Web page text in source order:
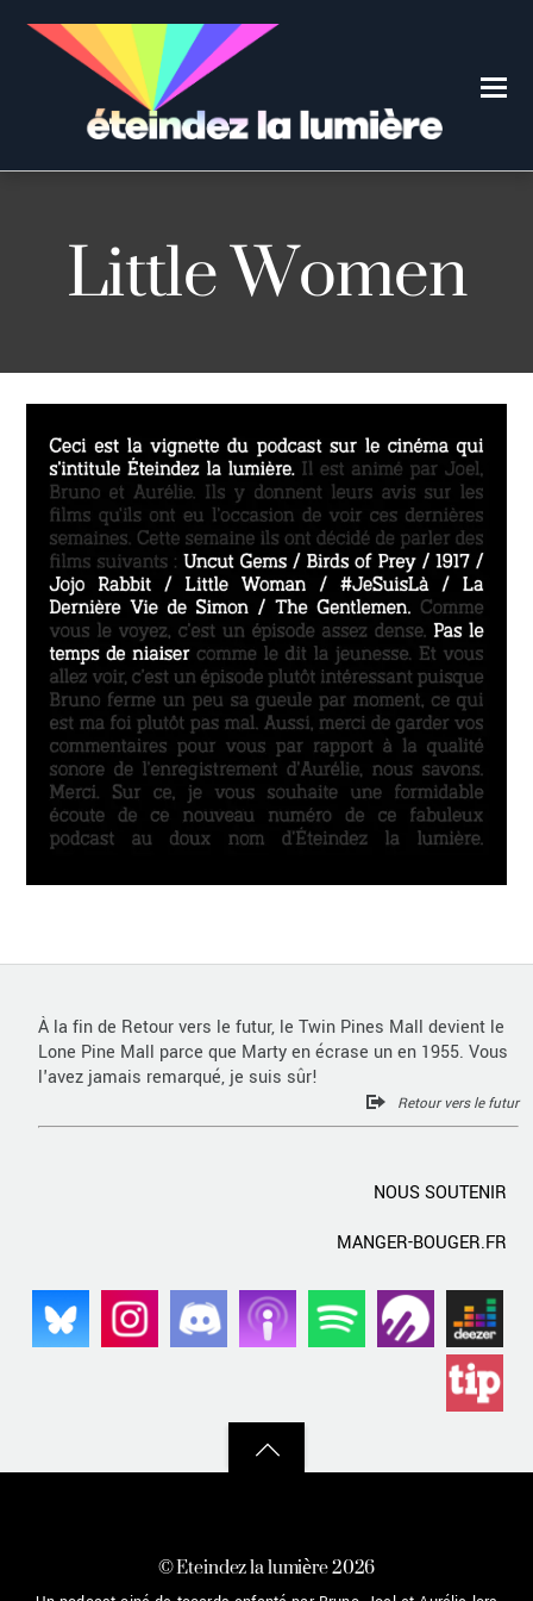
Little Women
À la fin de Retour vers le futur, le Twin Pines Mall devient le
Lone Pine Mall parce que Marty en écrase un en 1955. Vous
l'avez jamais remarqué, je suis sûr!
Retour vers le futur
NOUS SOUTENIR
MANGER-BOUGER.FR
Back
©Eteindez la lumière2026